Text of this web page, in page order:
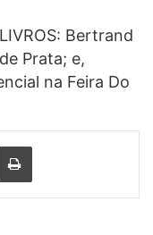
Bertrand
Prata; e,
na Feira Do
e-mail Imprimir